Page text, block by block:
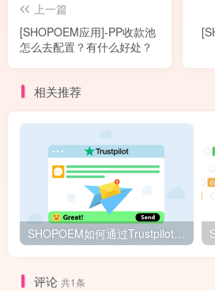
上一篇
[SHOPOEM应用]-PP收款池
怎么去配置？有什么好处？
相关推荐
SHOPOEM如何通过Trustpilot 自动索评？
评论 共1条